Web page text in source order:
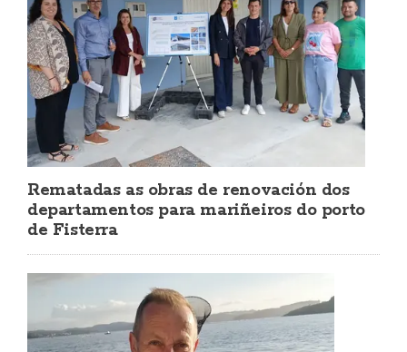
Rematadas as obras de renovación dos
departamentos para mariñeiros do porto
de Fisterra